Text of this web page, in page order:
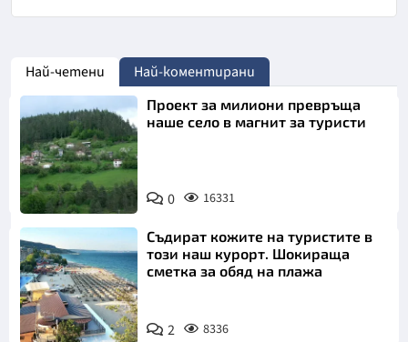
Най-четени Най-коментирани
Проект за милиони превръща
наше село в магнит за туристи
0 16331
Съдират кожите на туристите в
този наш курорт. Шокираща
сметка за обяд на плажа
2 8336